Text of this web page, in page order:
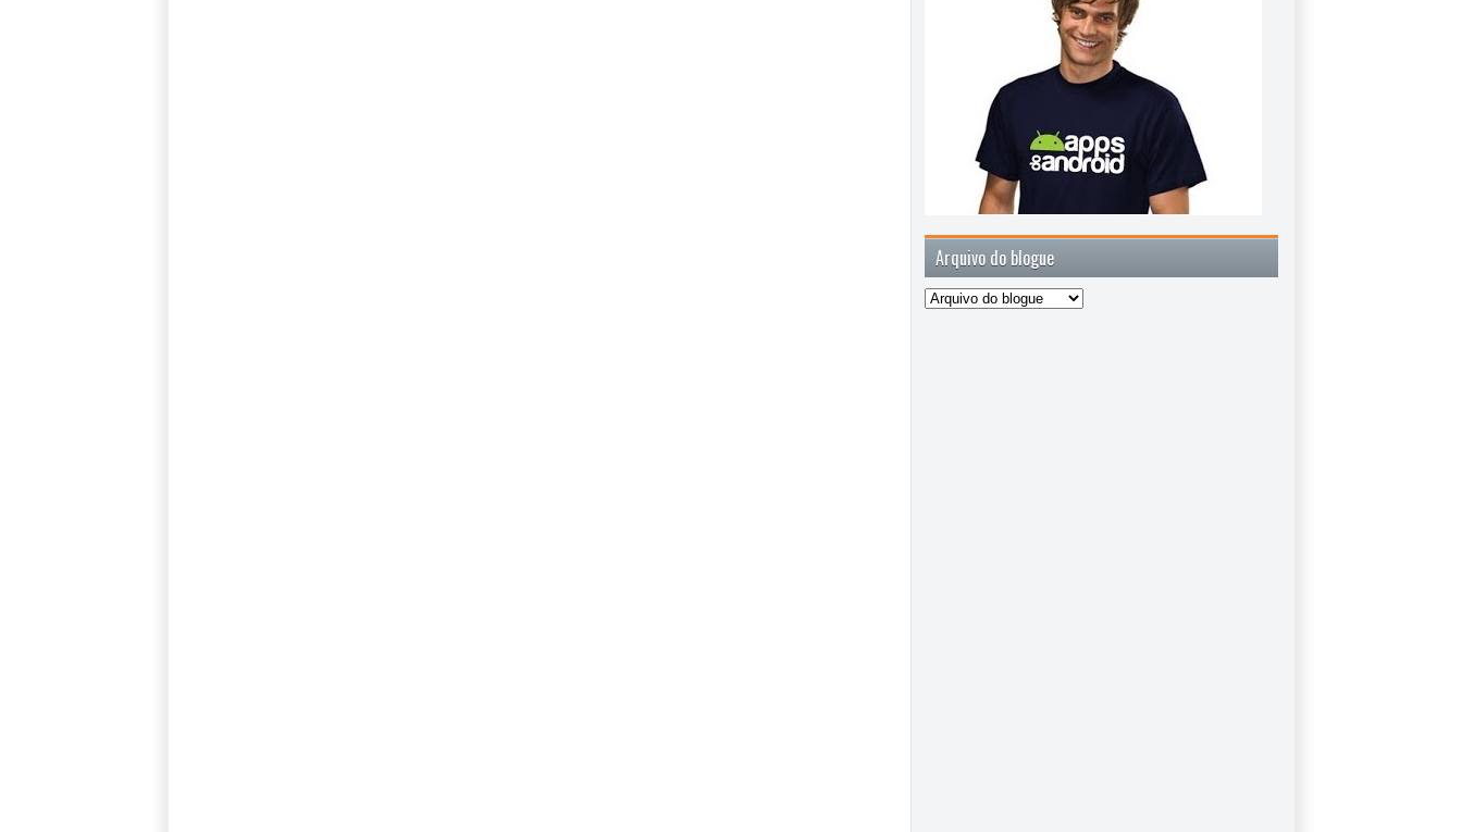
Arquivo do blogue